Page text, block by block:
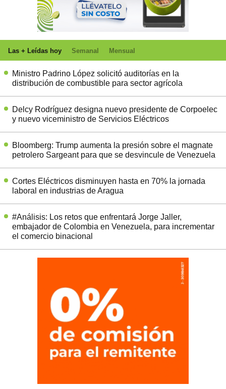
Las + Leídas hoy Semanal Mensual
Ministro Padrino López solicitó auditorías en la
distribución de combustible para sector agrícola
Delcy Rodríguez designa nuevo presidente de Corpoelec
y nuevo viceministro de Servicios Eléctricos
Bloomberg: Trump aumenta la presión sobre el magnate
petrolero Sargeant para que se desvincule de Venezuela
Cortes Eléctricos disminuyen hasta en 70% la jornada
laboral en industrias de Aragua
#Análisis: Los retos que enfrentará Jorge Jaller,
embajador de Colombia en Venezuela, para incrementar
el comercio binacional